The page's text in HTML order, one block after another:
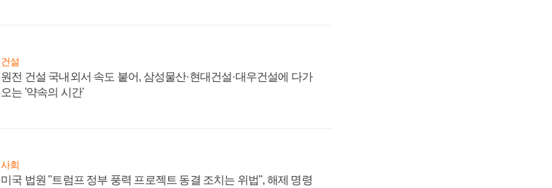
건설
원전 건설 국내외서 속도 붙어, 삼성물산·현대건설·대우건설에 다가
오는 '약속의 시간'
사회
미국 법원 "트럼프 정부 풍력 프로젝트 동결 조치는 위법", 해제 명령